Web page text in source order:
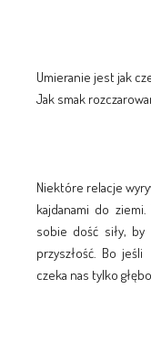
Umieranie jest jak
Jak smak
Niektóre relacje
kajdanami do
sobie dość siły,
przyszłość. Bo
czeka nas tylko